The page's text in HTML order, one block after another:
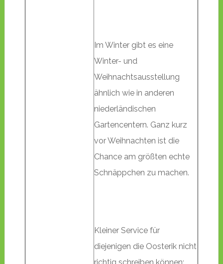
Im Winter gibt es eine
Winter- und
Weihnachtsausstellung
ähnlich wie in anderen
niederländischen
Gartencentern. Ganz kurz
vor Weihnachten ist die
Chance am größten echte
Schnäppchen zu machen.
Kleiner Service für
diejenigen die Oosterik nicht